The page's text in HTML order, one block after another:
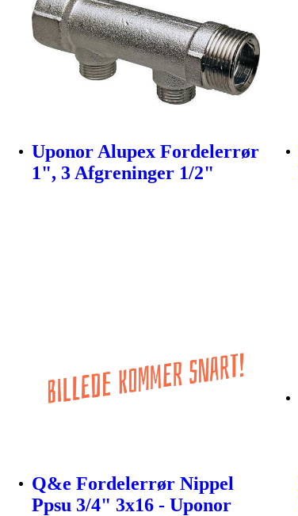
Uponor Alupex Fordelerrør
1", 3 Afgreninger 1/2"
Q&e Fordelerrør Nippel
Ppsu 3/4" 3x16 - Uponor